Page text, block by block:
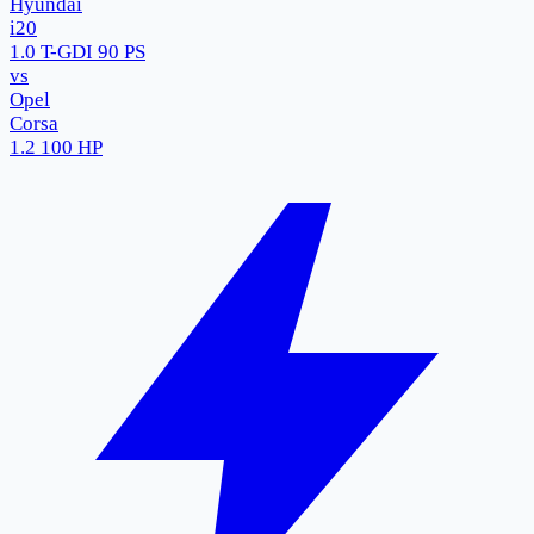
i20
1.0 T-GDI 90 PS
vs
Opel
Corsa
1.2 100 HP